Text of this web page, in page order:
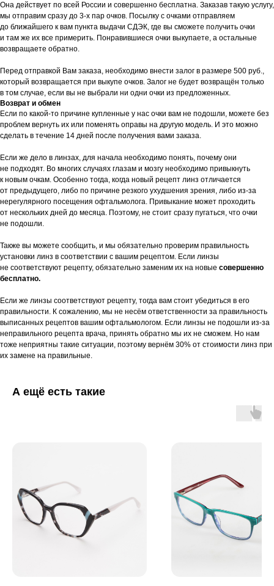
Она действует по всей России и совершенно бесплатна. Заказав такую услугу,
мы отправим сразу до 3-х пар очков. Посылку с очками отправляем
до ближайшего к вам пункта выдачи СДЭК, где вы сможете получить очки
и там же их все примерить. Понравившиеся очки выкупаете, а остальные
возвращаете обратно.
Перед отправкой Вам заказа, необходимо внести залог в размере 500 руб.,
который возвращается при выкупе очков. Залог не будет возвращён только
в том случае, если вы не выбрали ни одни очки из предложенных.
Возврат и обмен
Если по какой-то причине купленные у нас очки вам не подошли, можете без
проблем вернуть их или поменять оправы на другую модель. И это можно
сделать в течение 14 дней после получения вами заказа.
Если же дело в линзах, для начала необходимо понять, почему они
не подходят. Во многих случаях глазам и мозгу необходимо привыкнуть
к новым очкам. Особенно тогда, когда новый рецепт линз отличается
от предыдущего, либо по причине резкого ухудшения зрения, либо из-за
нерегулярного посещения офтальмолога. Привыкание может проходить
от нескольких дней до месяца. Поэтому, не стоит сразу пугаться, что очки
не подошли.
Также вы можете сообщить, и мы обязательно проверим правильность
установки линз в соответствии с вашим рецептом. Если линзы
не соответствуют рецепту, обязательно заменим их на новые совершенно
бесплатно.
Если же линзы соответствуют рецепту, тогда вам стоит убедиться в его
правильности. К сожалению, мы не несём ответственности за правильность
выписанных рецептов вашим офтальмологом. Если линзы не подошли из-за
неправильного рецепта врача, принять обратно мы их не сможем. Но нам
тоже неприятны такие ситуации, поэтому вернём 30% от стоимости линз при
их замене на правильные.
А ещё есть такие